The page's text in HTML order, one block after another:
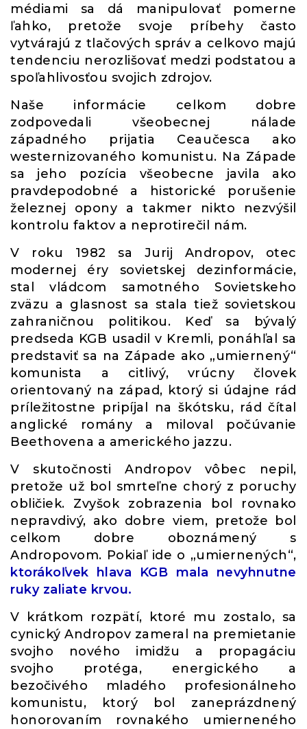
médiami sa dá manipulovať pomerne
ľahko, pretože svoje príbehy často
vytvárajú z tlačových správ a celkovo majú
tendenciu nerozlišovať medzi podstatou a
spoľahlivosťou svojich zdrojov.
Naše informácie celkom dobre
zodpovedali všeobecnej nálade
západného prijatia Ceaučesca ako
westernizovaného komunistu. Na Západe
sa jeho pozícia všeobecne javila ako
pravdepodobné a historické porušenie
železnej opony a takmer nikto nezvýšil
kontrolu faktov a neprotirečil nám.
V roku 1982 sa Jurij Andropov, otec
modernej éry sovietskej dezinformácie,
stal vládcom samotného Sovietskeho
zväzu a glasnost sa stala tiež sovietskou
zahraničnou politikou. Keď sa bývalý
predseda KGB usadil v Kremli, ponáhľal sa
predstaviť sa na Západe ako „umiernený“
komunista a citlivý, vrúcny človek
orientovaný na západ, ktorý si údajne rád
príležitostne pripíjal na škótsku, rád čítal
anglické romány a miloval počúvanie
Beethovena a amerického jazzu.
V skutočnosti Andropov vôbec nepil,
pretože už bol smrteľne chorý z poruchy
obličiek. Zvyšok zobrazenia bol rovnako
nepravdivý, ako dobre viem, pretože bol
celkom dobre oboznámený s
Andropovom. Pokiaľ ide o „umiernených“,
ktorákoľvek hlava KGB mala nevyhnutne
ruky zaliate krvou.
V krátkom rozpätí, ktoré mu zostalo, sa
cynický Andropov zameral na premietanie
svojho nového imidžu a propagáciu
svojho protéga, energického a
bezočivého mladého profesionálneho
komunistu, ktorý bol zaneprázdnený
honorovaním rovnakého umierneného